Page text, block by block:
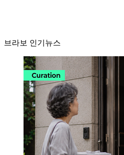
브라보 인기뉴스